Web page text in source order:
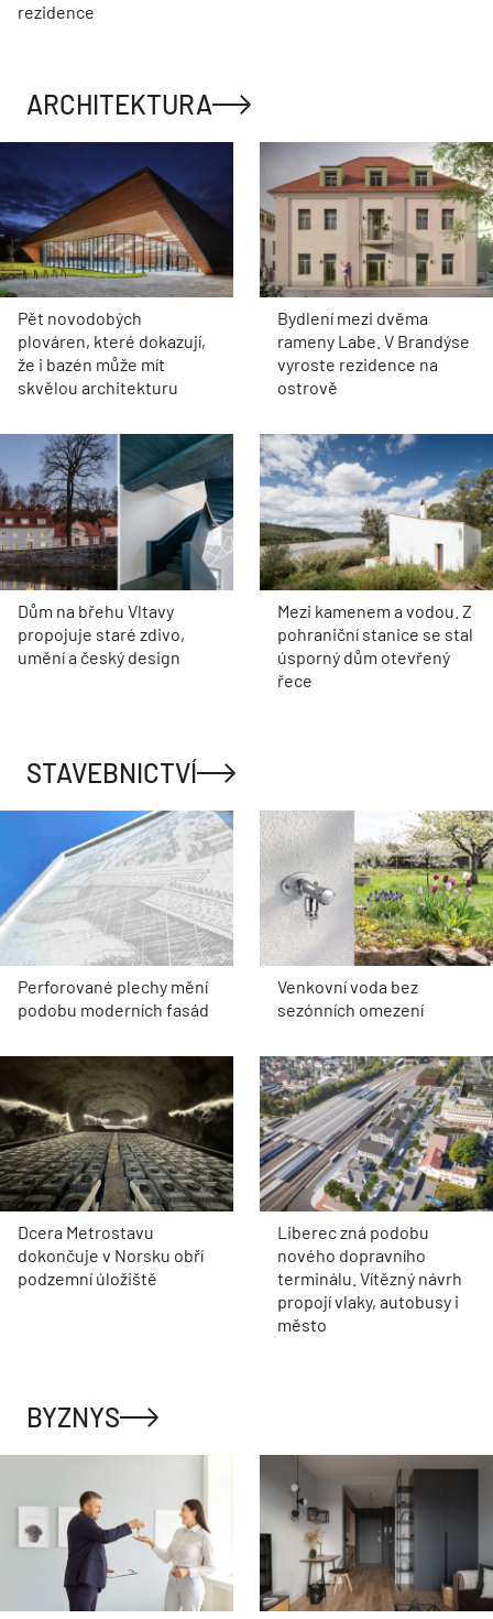
rezidence
ARCHITEKTURA
Pět novodobých
plováren, které dokazují,
že i bazén může mít
skvělou architekturu
Bydlení mezi dvěma
rameny Labe. V Brandýse
vyroste rezidence na
ostrově
Dům na břehu Vltavy
propojuje staré zdivo,
umění a český design
Mezi kamenem a vodou. Z
pohraniční stanice se stal
úsporný dům otevřený
řece
STAVEBNICTVÍ
Perforované plechy mění
podobu moderních fasád
Venkovní voda bez
sezónních omezení
Dcera Metrostavu
dokončuje v Norsku obří
podzemní úložiště
Liberec zná podobu
nového dopravního
terminálu. Vítězný návrh
propojí vlaky, autobusy i
město
BYZNYS